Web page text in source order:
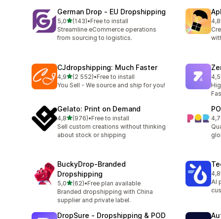
German Drop ‑ EU Dropshipping
5,0z 5 hvězd
(143)
Celkový počet recenzí: 143
•Free to install
Streamline eCommerce operations
from sourcing to logistics.
4,8
CJdropshipping: Much Faster
4,9z 5 hvězd
(2 552)
Celkový počet recenzí: 2552
•Free to install
You Sell - We source and ship for you!
4,5
Gelato: Print on Demand
4,8z 5 hvězd
(976)
Celkový počet recenzí: 976
•Free to install
Sell custom creations without thinking
about stock or shipping
4,7
BuckyDrop‑Branded
Dropshipping
5,0z 5 hvězd
(62)
Celkový počet recenzí: 62
•Free plan available
Branded dropshipping with China
supplier and private label.
4,8
AI
DropSure ‑ Dropshipping & POD